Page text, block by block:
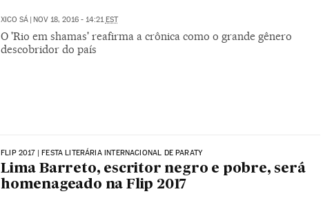
XICO SÁ NOV 18, 2016 - 14:21 EST
O 'Rio em shamas' reafirma a crônica como o grande gênero
descobridor do país
FLIP 2017 | FESTA LITERÁRIA INTERNACIONAL DE PARATY
Lima Barreto, escritor negro e pobre, será
homenageado na Flip 2017